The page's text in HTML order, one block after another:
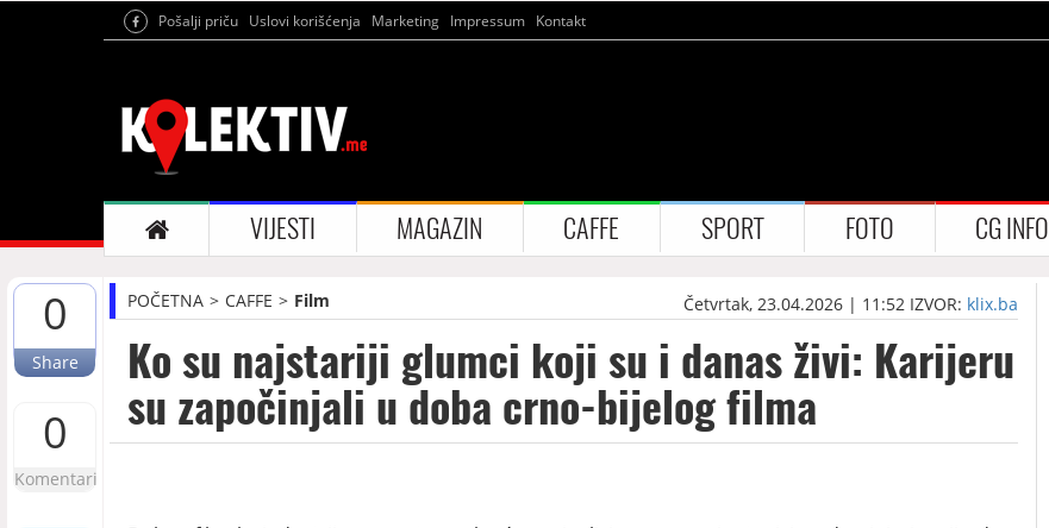
Pošalji priču Uslovi korišćenja Marketing Impressum Kontakt
VIJESTI MAGAZIN CAFFE SPORT FOTO CG INFO
0
Share
0
Komentari
POČETNA CAFFE Film Četvrtak, 23.04.2026 | 11:52 IZVOR: klix.ba
Ko su najstariji glumci koji su i danas živi: Karijeru
su započinjali u doba crno-bijelog filma